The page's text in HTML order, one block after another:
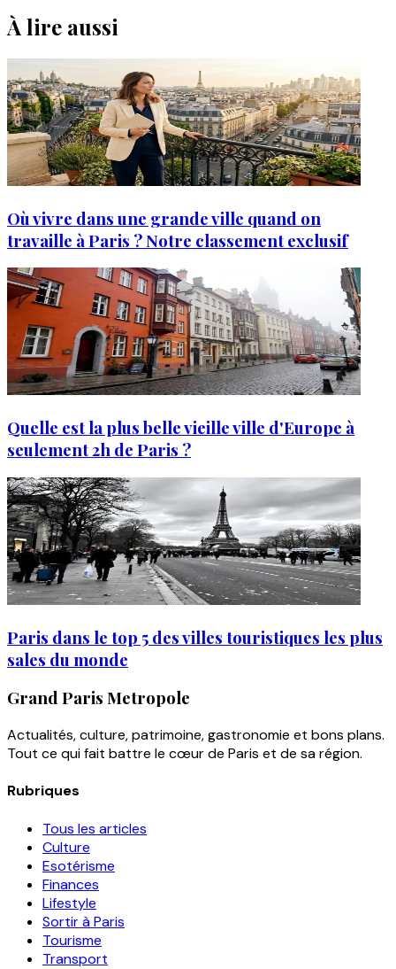
À lire aussi
Où vivre dans une grande ville quand on
travaille à Paris ? Notre classement exclusif
Quelle est la plus belle vieille ville d'Europe à
seulement 2h de Paris ?
Paris dans le top 5 des villes touristiques les plus
sales du monde
Grand Paris Metropole
Actualités, culture, patrimoine, gastronomie et bons plans.
Tout ce qui fait battre le cœur de Paris et de sa région.
Rubriques
Tous les articles
Culture
Esotérisme
Finances
Lifestyle
Sortir à Paris
Tourisme
Transport